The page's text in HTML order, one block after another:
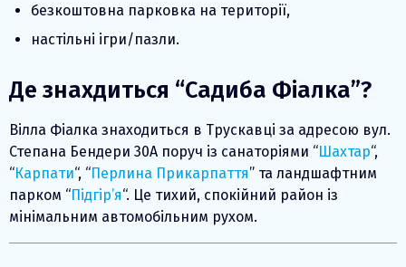
безкоштовна парковка на території,
настільні ігри/пазли.
Де знахдиться “Садиба Фіалка”?
Вілла Фіалка знаходиться в Трускавці за адресою вул.
Степана Бендери 30А поруч із санаторіями “Шахтар“,
“Карпати“, “Перлина Прикарпаття” та ландшафтним
парком “Підгір’я“. Це тихий, спокійний район із
мінімальним автомобільним рухом.